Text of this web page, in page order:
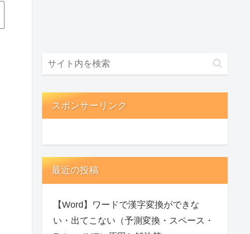
スポンサーリンク
最近の投稿
【Word】ワードで漢字変換ができな
い・出てこない（予測変換・スペース・